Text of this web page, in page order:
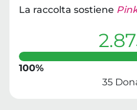
La raccolta sostiene
100%
35